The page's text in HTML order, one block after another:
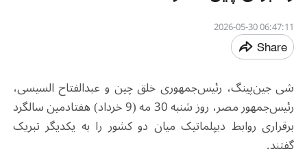
06:47:11 2026-05-30
Share
شی جین‌پینگ، رئیس‌جمهوری خلق چین و عبدالفتاح السیسی،
رئیس‌جمهور مصر، روز شنبه 30 مه (9 خرداد) هفتادمین سالگرد
برقراری روابط دیپلماتیک میان دو کشور را به یکدیگر تبریک
گفتند.